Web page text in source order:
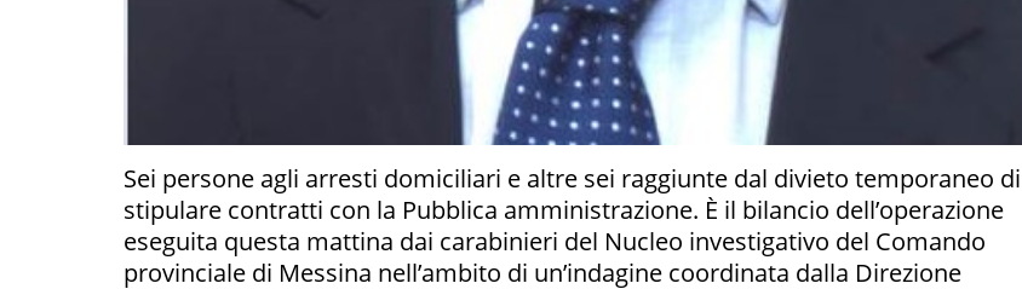
Sei persone agli arresti domiciliari e altre sei raggiunte dal divieto temporaneo di
stipulare contratti con la Pubblica amministrazione. È il bilancio dell’operazione
eseguita questa mattina dai carabinieri del Nucleo investigativo del Comando
provinciale di Messina nell’ambito di un’indagine coordinata dalla Direzione